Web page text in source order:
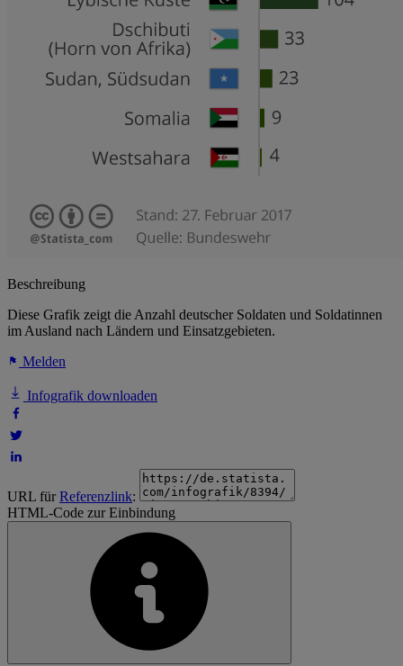
Beschreibung
Diese Grafik zeigt die Anzahl deutscher Soldaten und Soldatinnen
im Ausland nach Ländern und Einsatzgebieten.
Melden
Infografik downloaden
URL fürReferenzlink:
HTML-Code zur Einbindung